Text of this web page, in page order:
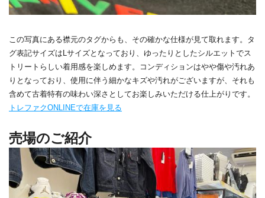
この写真にある襟元のタグからも、その確かな仕様が見て取れます。タ
グ表記サイズはLサイズとなっており、ゆったりとしたシルエットでス
トリートらしい着用感を楽しめます。コンディションはやや傷や汚れあ
りとなっており、使用に伴う細かなキズや汚れがございますが、それも
含めて古着特有の味わい深さとしてお楽しみいただける仕上がりです。
トレファクONLINEで在庫を見る
売場のご紹介